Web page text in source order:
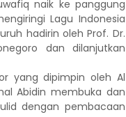
naik ke panggung
Lagu Indonesia
hadirin oleh Prof. Dr.
dan dilanjutkan
yang dipimpin oleh Al
Abidin membuka dan
dengan pembacaan